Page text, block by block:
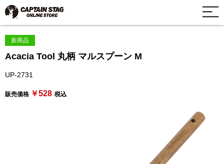
新商品
Acacia Tool 丸柄 マルスプーン M
UP-2731
販売価格 ￥528 税込